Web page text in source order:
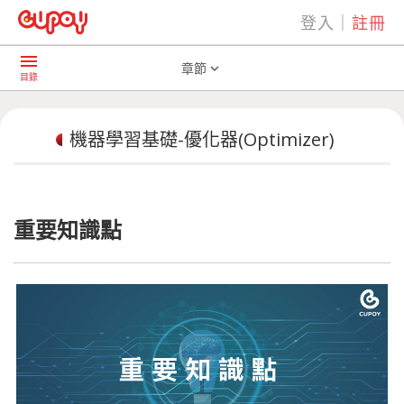
登入 ｜註冊
AI共學社群play_arrow
menu
目錄
章節 expand_more
機器學習基礎-優化器(Optimizer)
重要知識點